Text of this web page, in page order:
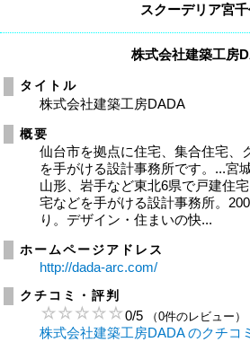
スクーデリア宮
株式会社建築工房
タイトル
株式会社建築工房DADA
概要
仙台市を拠点に住宅、集合住宅、
を手がける設計事務所です。...宮
山形、岩手など東北6県で戸建住
宅などを手がける設計事務所。
り。デザイン・住まいの快...
ホームページアドレス
http://dada-arc.com/
クチコミ・評判
0/5 （0件のレビュー）
株式会社建築工房DADA のクチコ